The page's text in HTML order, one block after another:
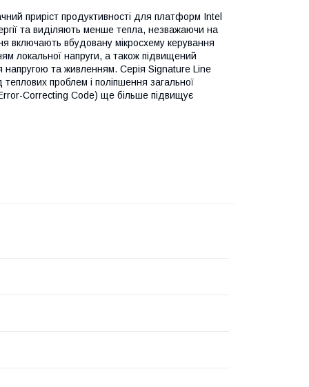
приріст продуктивності для платформ Intel
та виділяють менше тепла, незважаючи на
включають вбудовану мікросхему керування
локальної напруги, а також підвищений
напругою та живленням. Серія Signature Line
проблем і поліпшення загальної
Correcting Code) ще більше підвищує